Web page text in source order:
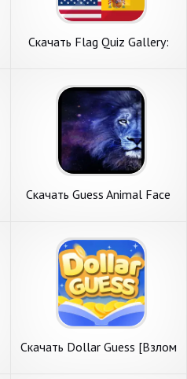
Скачать Flag Quiz Gallery:
Андроид
Скачать Guess Animal Face
Скачать Dollar Guess [Взлом